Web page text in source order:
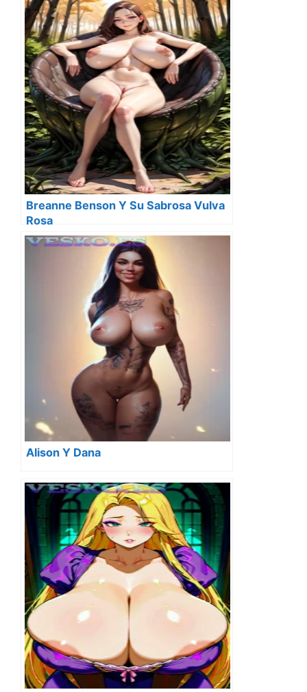
Breanne Benson Y Su Sabrosa Vulva
Rosa
Alison Y Dana